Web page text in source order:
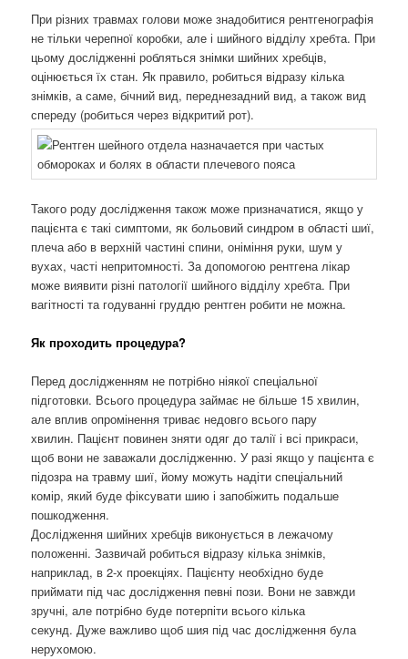
При різних травмах голови може знадобитися рентгенографія
не тільки черепної коробки, але і шийного відділу хребта. При
цьому дослідженні робляться знімки шийних хребців,
оцінюється їх стан. Як правило, робиться відразу кілька
знімків, а саме, бічний вид, переднезадний вид, а також вид
спереду (робиться через відкритий рот).
Такого роду дослідження також може призначатися, якщо у
пацієнта є такі симптоми, як больовий синдром в області шиї,
плеча або в верхній частині спини, оніміння руки, шум у
вухах, часті непритомності. За допомогою рентгена лікар
може виявити різні патології шийного відділу хребта. При
вагітності та годуванні груддю рентген робити не можна.
Як проходить процедура?
Перед дослідженням не потрібно ніякої спеціальної
підготовки. Всього процедура займає не більше 15 хвилин,
але вплив опромінення триває недовго всього пару
хвилин. Пацієнт повинен зняти одяг до талії і всі прикраси,
щоб вони не заважали дослідженню. У разі якщо у пацієнта є
підозра на травму шиї, йому можуть надіти спеціальний
комір, який буде фіксувати шию і запобіжить подальше
пошкодження.
Дослідження шийних хребців виконується в лежачому
положенні. Зазвичай робиться відразу кілька знімків,
наприклад, в 2-х проекціях. Пацієнту необхідно буде
приймати під час дослідження певні пози. Вони не завжди
зручні, але потрібно буде потерпіти всього кілька
секунд. Дуже важливо щоб шия під час дослідження була
нерухомою.